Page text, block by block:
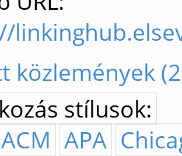
közlemények
stílusok:
ACM APA